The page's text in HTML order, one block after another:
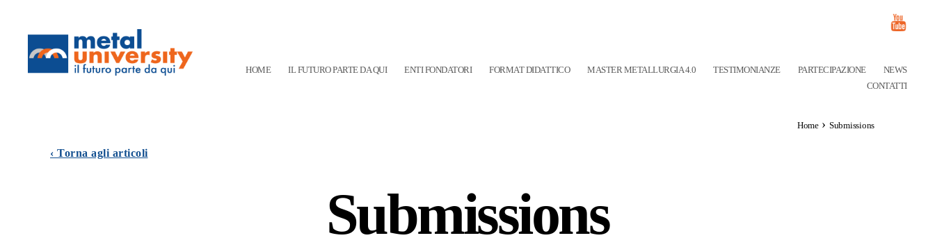
HOME IL FUTURO PARTE DA QUI ENTI FONDATORI FORMAT DIDATTICO MASTER METALLURGIA 4.0 TESTIMONIANZE PARTECIPAZIONE
NEWS
CONTATTI
Home› Submissions
‹ Torna agli articoli
Submissions